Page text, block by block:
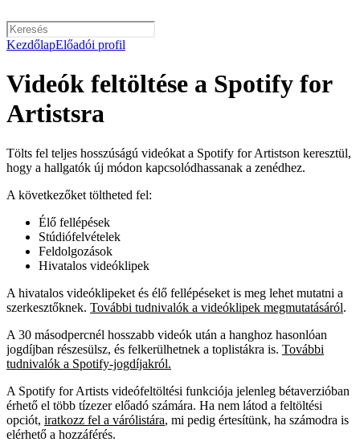
KezdőlapElőadói profil
Videók feltöltése a Spotify for
Artistsra
Tölts fel teljes hosszúságú videókat a Spotify for Artistson keresztül,
hogy a hallgatók új módon kapcsolódhassanak a zenédhez.
A következőket töltheted fel:
Élő fellépések
Stúdiófelvételek
Feldolgozások
Hivatalos videóklipek
A hivatalos videóklipeket és élő fellépéseket is meg lehet mutatni a
szerkesztőknek. További tudnivalók a videóklipek megmutatásáról.
A 30 másodpercnél hosszabb videók után a hanghoz hasonlóan
jogdíjban részesülsz, és felkerülhetnek a toplistákra is. További
tudnivalók a Spotify-jogdíjakról.
A Spotify for Artists videófeltöltési funkciója jelenleg bétaverzióban
érhető el több tízezer előadó számára. Ha nem látod a feltöltési
opciót, iratkozz fel a várólistára, mi pedig értesítünk, ha számodra is
elérhető a hozzáférés.